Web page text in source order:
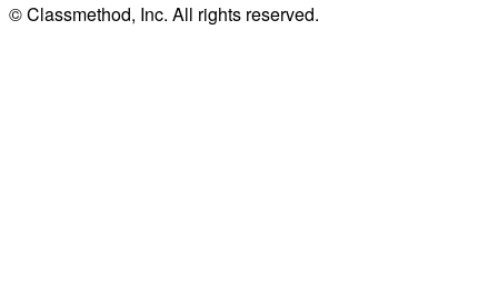
© Classmethod, Inc. All rights reserved.